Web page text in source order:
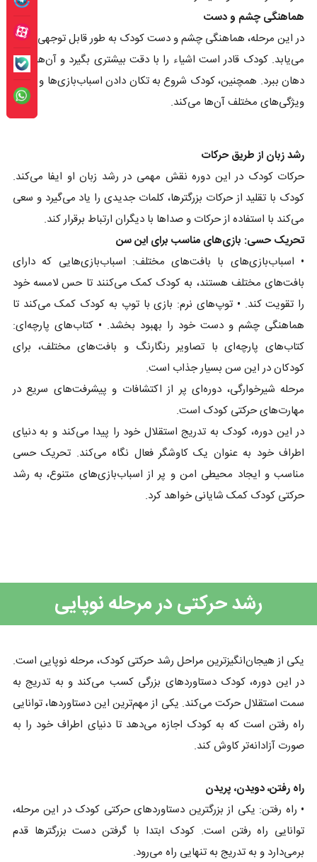
هماهنگی چشم و دست
در این مرحله، هماهنگی چشم و دست کودک به طور قابل توجهی بهبود
می‌یابد. کودک قادر است اشیاء را با دقت بیشتری بگیرد و آن‌ها را به
دهان ببرد. همچنین، کودک شروع به تکان دادن اسباب‌بازی‌ها و کشف
ویژگی‌های مختلف آن‌ها می‌کند.
رشد زبان از طریق حرکات
حرکات کودک در این دوره نقش مهمی در رشد زبان او ایفا می‌کند.
کودک با تقلید از حرکات بزرگترها، کلمات جدیدی را یاد می‌گیرد و سعی
می‌کند با استفاده از حرکات و صداها با دیگران ارتباط برقرار کند.
تحریک حسی: بازی‌های مناسب برای این سن
• اسباب‌بازی‌های با بافت‌های مختلف: اسباب‌بازی‌هایی که دارای
بافت‌های مختلف هستند، به کودک کمک می‌کنند تا حس لامسه خود
را تقویت کند. • توپ‌های نرم: بازی با توپ به کودک کمک می‌کند تا
هماهنگی چشم و دست خود را بهبود بخشد. • کتاب‌های پارچه‌ای:
کتاب‌های پارچه‌ای با تصاویر رنگارنگ و بافت‌های مختلف، برای
کودکان در این سن بسیار جذاب است.
مرحله شیرخوارگی، دوره‌ای پر از اکتشافات و پیشرفت‌های سریع در
مهارت‌های حرکتی کودک است.
در این دوره، کودک به تدریج استقلال خود را پیدا می‌کند و به دنیای
اطراف خود به عنوان یک کاوشگر فعال نگاه می‌کند. تحریک حسی
مناسب و ایجاد محیطی امن و پر از اسباب‌بازی‌های متنوع، به رشد
حرکتی کودک کمک شایانی خواهد کرد.
رشد حرکتی در مرحله نوپایی
یکی از هیجان‌انگیزترین مراحل رشد حرکتی کودک، مرحله نوپایی است.
در این دوره، کودک دستاوردهای بزرگی کسب می‌کند و به تدریج به
سمت استقلال حرکت می‌کند. یکی از مهم‌ترین این دستاوردها، توانایی
راه رفتن است که به کودک اجازه می‌دهد تا دنیای اطراف خود را به
صورت آزادانه‌تر کاوش کند.
راه رفتن، دویدن، پریدن
• راه رفتن: یکی از بزرگترین دستاوردهای حرکتی کودک در این مرحله،
توانایی راه رفتن است. کودک ابتدا با گرفتن دست بزرگترها قدم
برمی‌دارد و به تدریج به تنهایی راه می‌رود.